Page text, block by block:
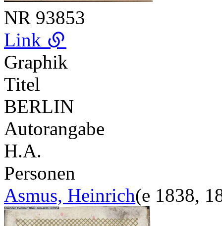
NR 93853
Link
Graphik
Titel
BERLIN
Autorangabe
H.A.
Personen
Asmus, Heinrich(e 1838,